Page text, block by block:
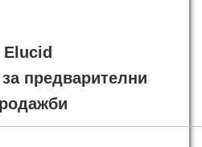
Elucid
предварителни